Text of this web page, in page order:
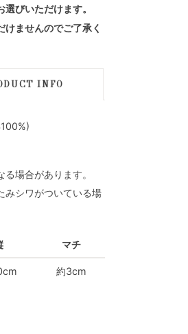
びいただけます。
けませんのでご了承く
INFO
場合があります。
みシワがついている場
マチ
約3cm